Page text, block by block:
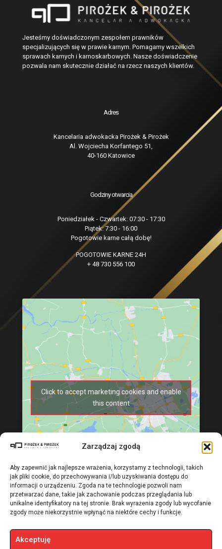
Zarządzaj zgodą
Aby zapewnić jak najlepsze wrażenia, korzystamy z technologii, takich
jak pliki cookie, do przechowywania i/lub uzyskiwania dostępu do
informacji o urządzeniu. Zgoda na te technologie pozwoli nam
przetwarzać dane, takie jak zachowanie podczas przeglądania lub
unikalne identyfikatory na tej stronie. Brak wyrażenia zgody lub wycofanie
zgody może niekorzystnie wpłynąć na niektóre cechy i funkcje.
Akceptuję
Jesteśmy doświadczonym zespołem prawników
specjalizujących się w prawie karnym. Pomagamy wszelkich
sprawach karnych i karnoskarbowych. Nasze doświadczenie
pozwala nam skutecznie działać na rzecz naszych klientów.
Adres
Kancelaria adwokacka Pirożek & Pirożek
Al. Wojciecha Korfantego 51,
40-160 Katowice
Godziny otwarcia
Poniedziałek - Czwartek: 07:30 - 17:30
Piątek: 7:30 - 16:00
Pogotowie karne całą dobę!
POGOTOWIE KARNE 24H
+ 48 730 556 100
Click to accept marketing cookies and enable
this content